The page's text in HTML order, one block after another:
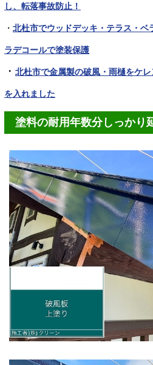
し、転落事故防止！
・ 北杜市でウッドデッキ・テラス・
ラデコールで塗装保護
・ 北杜市で金属製の破風・雨樋をケ
を入れました
塗料の耐用年数分しっかり